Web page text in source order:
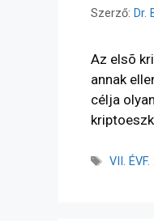
Szerző: Dr.
Az elsõ
annak
célja
VII.